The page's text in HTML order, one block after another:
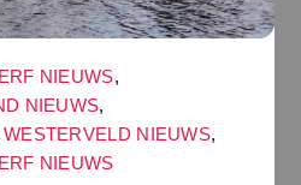
NIEUWS,
NIEUWS,
WESTERVELD NIEUWS,
NIEUWS